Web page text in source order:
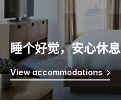
睡个好觉，安心休息
View accommodations